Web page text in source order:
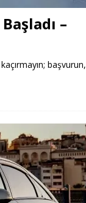
–
başvurun,